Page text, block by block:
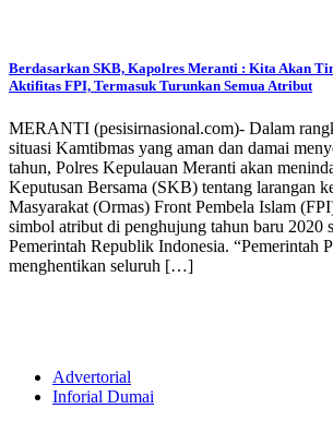
Berdasarkan SKB, Kapolres Meranti : Kita Akan
Aktifitas FPI, Termasuk Turunkan Semua Atribut
MERANTI (pesisirnasional.com)- Dalam
situasi Kamtibmas yang aman dan damai
tahun, Polres Kepulauan Meranti akan
Keputusan Bersama (SKB) tentang larangan
Masyarakat (Ormas) Front Pembela Islam
simbol atribut di penghujung tahun baru 2020
Pemerintah Republik Indonesia. “Pemerintah
menghentikan seluruh […]
Advertorial
Inforial Dumai